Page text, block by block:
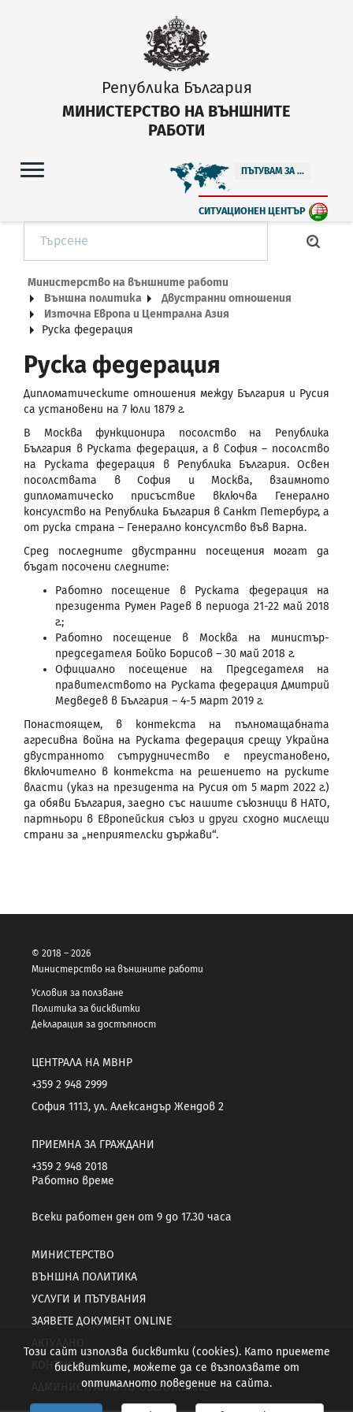
Република България
МИНИСТЕРСТВО НА ВЪНШНИТЕ
РАБОТИ
ПЪТУВАМ ЗА ...
СИТУАЦИОНЕН ЦЕНТЪР
Министерство на външните работи
Външна политика
Двустранни отношения
Източна Европа и Централна Азия
Руска федерация
Руска федерация
Дипломатическите отношения между България и Русия
са установени на 7 юли 1879 г.
В Москва функционира посолство на Република
България в Руската федерация, а в София – посолство
на Руската федерация в Република България. Освен
посолствата в София и Москва, взаимното
дипломатическо присъствие включва Генерално
консулство на Република България в Санкт Петербург, а
от руска страна – Генерално консулство във Варна.
Сред последните двустранни посещения могат да
бъдат посочени следните:
Работно посещение в Руската федерация на
президента Румен Радев в периода 21-22 май 2018
г.;
Работно посещение в Москва на министър-
председателя Бойко Борисов – 30 май 2018 г.
Официално посещение на Председателя на
правителството на Руската федерация Дмитрий
Медведев в България – 4-5 март 2019 г.
Понастоящем, в контекста на пълномащабната
агресивна война на Руската федерация срещу Украйна
двустранното сътрудничество е преустановено,
включително в контекста на решението на руските
власти (указ на президента на Русия от 5 март 2022 г.)
да обяви България, заедно със нашите съюзници в НАТО,
партньори в Европейския съюз и други сходно мислещи
страни за „неприятелски държави“.
© 2018 – 2026
Министерство на външните работи
Условия за ползване
Политика за бисквитки
Декларация за достъпност
ЦЕНТРАЛА НА МВНР
+359 2 948 2999
София 1113, ул. Александър Жендов 2
ПРИЕМНА ЗА ГРАЖДАНИ
+359 2 948 2018
Работно време
Всеки работен ден от 9 до 17.30 часа
МИНИСТЕРСТВО
ВЪНШНА ПОЛИТИКА
УСЛУГИ И ПЪТУВАНИЯ
ЗАЯВЕТЕ ДОКУМЕНТ ONLINE
КОНТАКТИ
АДМИНИСТРАТИВНО ОБСЛУЖВАНЕ
Този сайт използва бисквитки (cookies). Като приемете
бисквитките, можете да се възползвате от
оптималното поведение на сайта.